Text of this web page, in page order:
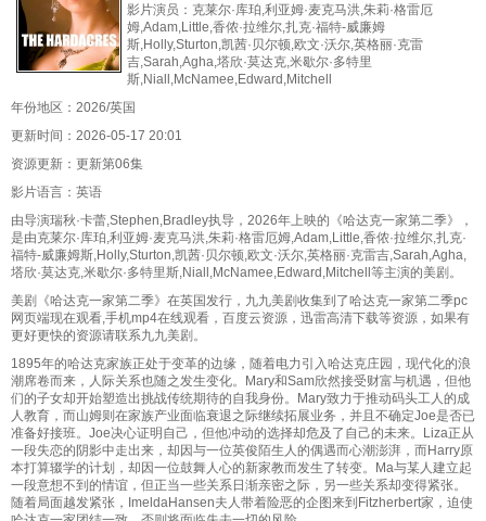
影片演员：克莱尔·库珀,利亚姆·麦克马洪,朱莉·格雷厄
姆,Adam,Little,香侬·拉维尔,扎克·福特-威廉姆
斯,Holly,Sturton,凯茜·贝尔顿,欧文·沃尔,英格丽·克雷
吉,Sarah,Agha,塔欣·莫达克,米歇尔·多特里
斯,Niall,McNamee,Edward,Mitchell
年份地区：2026/英国
更新时间：2026-05-17 20:01
资源更新：更新第06集
影片语言：英语
由导演瑞秋·卡蕾,Stephen,Bradley执导，2026年上映的《哈达克一家第二季》，
是由克莱尔·库珀,利亚姆·麦克马洪,朱莉·格雷厄姆,Adam,Little,香侬·拉维尔,扎克·
福特-威廉姆斯,Holly,Sturton,凯茜·贝尔顿,欧文·沃尔,英格丽·克雷吉,Sarah,Agha,
塔欣·莫达克,米歇尔·多特里斯,Niall,McNamee,Edward,Mitchell等主演的美剧。
美剧《哈达克一家第二季》在英国发行，九九美剧收集到了哈达克一家第二季pc
网页端现在观看,手机mp4在线观看，百度云资源，迅雷高清下载等资源，如果有
更好更快的资源请联系九九美剧。
1895年的哈达克家族正处于变革的边缘，随着电力引入哈达克庄园，现代化的浪
潮席卷而来，人际关系也随之发生变化。Mary和Sam欣然接受财富与机遇，但他
们的子女却开始塑造出挑战传统期待的自我身份。Mary致力于推动码头工人的成
人教育，而山姆则在家族产业面临衰退之际继续拓展业务，并且不确定Joe是否已
准备好接班。Joe决心证明自己，但他冲动的选择却危及了自己的未来。Liza正从
一段失恋的阴影中走出来，却因与一位英俊陌生人的偶遇而心潮澎湃，而Harry原
本打算辍学的计划，却因一位鼓舞人心的新家教而发生了转变。Ma与某人建立起
一段意想不到的情谊，但正当一些关系日渐亲密之际，另一些关系却变得紧张。
随着局面越发紧张，ImeldaHansen夫人带着险恶的企图来到Fitzherbert家，迫使